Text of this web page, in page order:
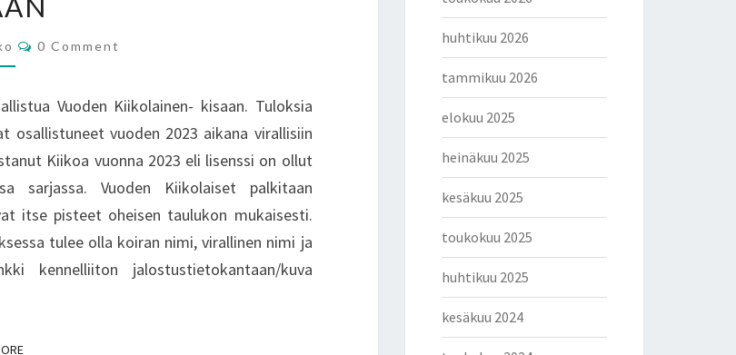
Comments
0 Comment
Vuoden Kiikolainen- kisaan. Tuloksia
osallistuneet vuoden 2023 aikana virallisiin
Kiikoa vuonna 2023 eli lisenssi on ollut
sarjassa. Vuoden Kiikolaiset palkitaan
itse pisteet oheisen taulukon mukaisesti.
tulee olla koiran nimi, virallinen nimi ja
kennelliiton jalostustietokantaan/kuva
READ MORE
huhtikuu 2026
tammikuu 2026
elokuu 2025
heinäkuu 2025
kesäkuu 2025
toukokuu 2025
huhtikuu 2025
kesäkuu 2024